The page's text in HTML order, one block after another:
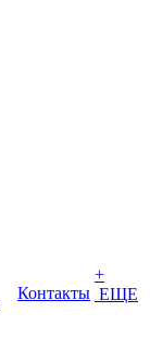
Контакты
+
ЕЩЕ